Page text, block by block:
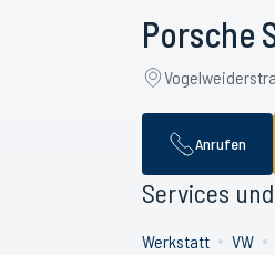
Porsche
Anrufen
Services
Werkstatt VW